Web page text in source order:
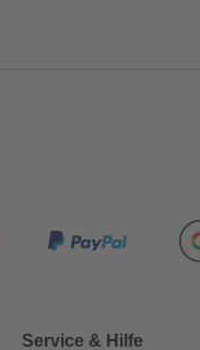
Service & Hilfe